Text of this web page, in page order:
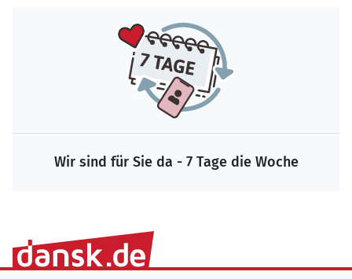
Wir sind für Sie da - 7 Tage die Woche